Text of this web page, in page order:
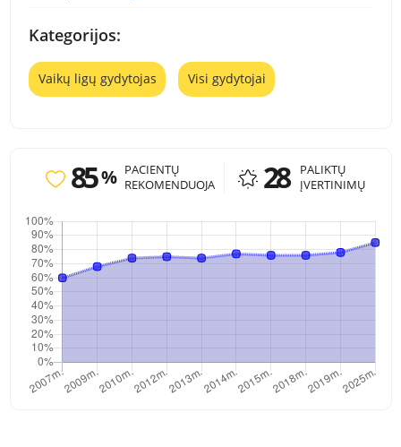
Kategorijos:
Vaikų ligų gydytojas Visi gydytojai
85 % PACIENTŲ
REKOMENDUOJA
28
PALIKTŲ
ĮVERTINIMŲ